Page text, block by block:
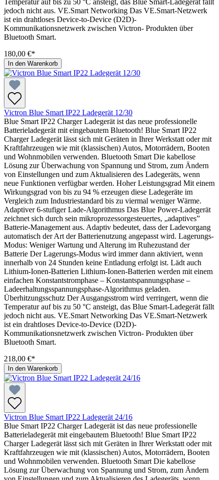
Temperatur auf bis zu 50 °C ansteigt, das Blue Smart-Ladegerät fällt
jedoch nicht aus. VE.Smart Networking Das VE.Smart-Netzwerk
ist ein drahtloses Device-to-Device (D2D)-
Kommunikationsnetzwerk zwischen Victron- Produkten über
Bluetooth Smart.
180,00 €*
In den Warenkorb
Victron Blue Smart IP22 Ladegerät 12/30
Blue Smart IP22 Charger Ladegerät ist das neue professionelle
Batterieladegerät mit eingebautem Bluetooth! Blue Smart IP22
Charger Ladegerät lässt sich mit Geräten in Ihrer Werkstatt oder mit
Kraftfahrzeugen wie mit (klassischen) Autos, Motorrädern, Booten
und Wohnmobilen verwenden. Bluetooth Smart Die kabellose
Lösung zur Überwachung von Spannung und Strom, zum Ändern
von Einstellungen und zum Aktualisieren des Ladegeräts, wenn
neue Funktionen verfügbar werden. Hoher Leistungsgrad Mit einem
Wirkungsgrad von bis zu 94 % erzeugen diese Ladegeräte im
Vergleich zum Industriestandard bis zu viermal weniger Wärme.
Adaptiver 6-stufiger Lade-Algorithmus Das Blue Power-Ladegerät
zeichnet sich durch sein mikroprozessorgesteuertes, „adaptives”
Batterie-Management aus. Adaptiv bedeutet, dass der Ladevorgang
automatisch der Art der Batterienutzung angepasst wird. Lagerungs-
Modus: Weniger Wartung und Alterung im Ruhezustand der
Batterie Der Lagerungs-Modus wird immer dann aktiviert, wenn
innerhalb von 24 Stunden keine Entladung erfolgt ist. Lädt auch
Lithium-Ionen-Batterien Lithium-Ionen-Batterien werden mit einem
einfachen Konstantstromphase – Konstantspannungsphase –
Ladeerhaltungsspannungsphase-Algorithmus geladen.
Überhitzungsschutz Der Ausgangsstrom wird verringert, wenn die
Temperatur auf bis zu 50 °C ansteigt, das Blue Smart-Ladegerät fällt
jedoch nicht aus. VE.Smart Networking Das VE.Smart-Netzwerk
ist ein drahtloses Device-to-Device (D2D)-
Kommunikationsnetzwerk zwischen Victron- Produkten über
Bluetooth Smart.
218,00 €*
In den Warenkorb
Victron Blue Smart IP22 Ladegerät 24/16
Blue Smart IP22 Charger Ladegerät ist das neue professionelle
Batterieladegerät mit eingebautem Bluetooth! Blue Smart IP22
Charger Ladegerät lässt sich mit Geräten in Ihrer Werkstatt oder mit
Kraftfahrzeugen wie mit (klassischen) Autos, Motorrädern, Booten
und Wohnmobilen verwenden. Bluetooth Smart Die kabellose
Lösung zur Überwachung von Spannung und Strom, zum Ändern